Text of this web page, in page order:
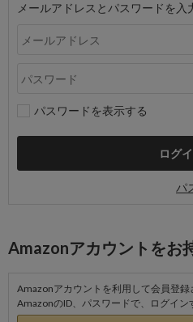
メールアドレスとパスワードを入
パスワードを表示する
パ
Amazonアカウントをお
Amazonアカウントを利用して会員登録
AmazonのID、パスワードで、ログイン